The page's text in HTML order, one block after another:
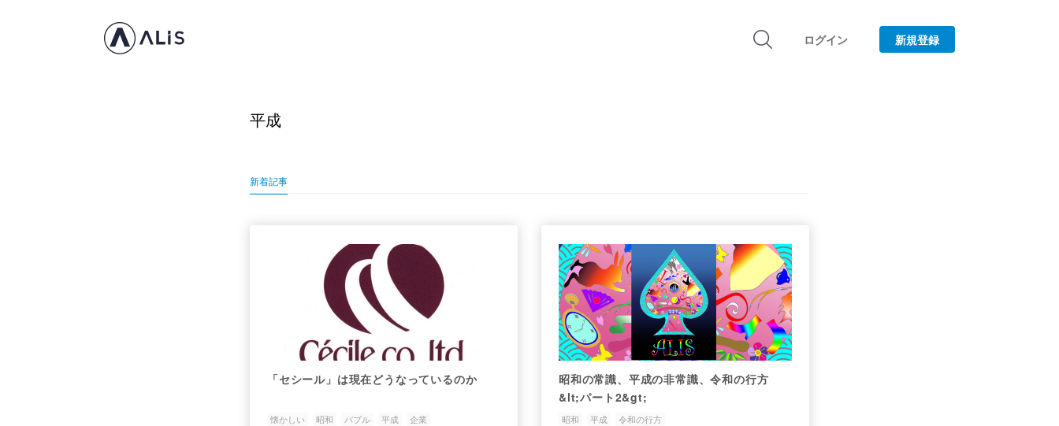
ログイン 新規登録
平成
新着記事
「セシール」は現在どうなっているのか
懐かしい 昭和 バブル 平成 企業
昭和の常識、平成の非常識、令和の行方
&lt;パート2&gt;
昭和 平成 令和の行方